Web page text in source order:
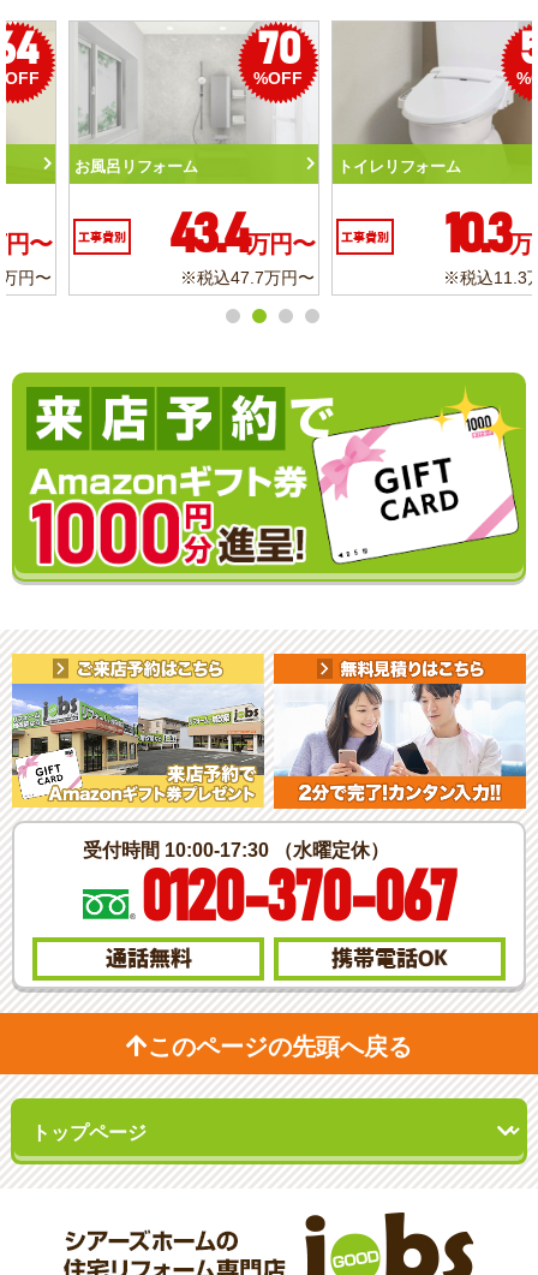
50
%OFF
トイレリフォーム
工事費別 10.3万円〜
※税込11.3万円〜
56
%OFF
洗面化粧台リフォーム
工事費別 6.2 万円〜
※税込6.8万円〜
受付時間 10:00-17:30 （水曜定休）
0120-370-067
通話無料 携帯電話OK
このページの先頭へ戻る